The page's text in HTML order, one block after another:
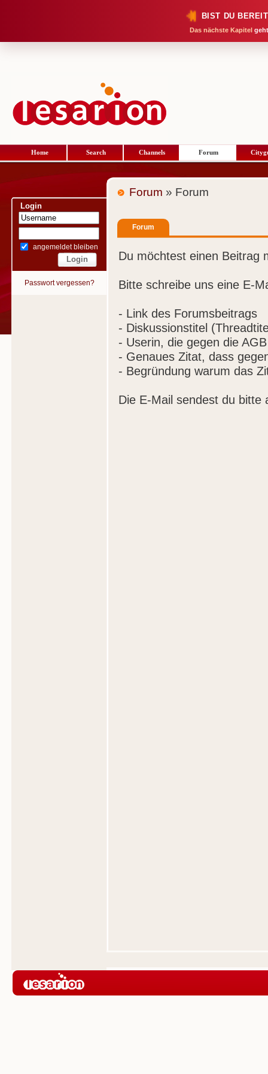
BIST DU
Das nächste Kapitel
Home Search Channels Forum
Login
angemeldet bleiben
Passwort vergessen?
Forum » Forum
Forum
Du möchtest einen Beitrag
Bitte schreibe uns eine E-
- Link des Forumsbeitrags
- Diskussionstitel
- Userin, die gegen die
- Genaues Zitat, dass
- Begründung warum das
Die E-Mail sendest du bitte